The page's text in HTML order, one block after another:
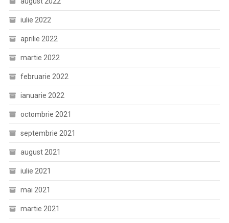
iulie 2022
aprilie 2022
martie 2022
februarie 2022
ianuarie 2022
octombrie 2021
septembrie 2021
august 2021
iulie 2021
mai 2021
martie 2021